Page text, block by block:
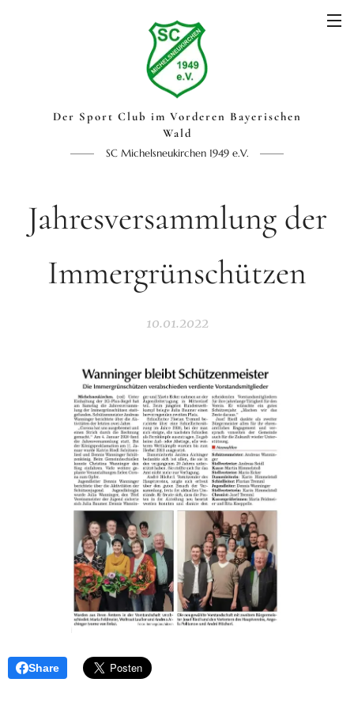
Der Sport Club im Vorderen Bayerischen
Wald
SC Michelsneukirchen 1949 e.V.
Jahresversammlung der
Immergrünschützen
10.01.2022
Share